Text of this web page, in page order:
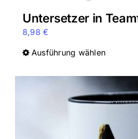
Untersetzer in
8,98€
Ausführung wählenDieses
weist
mehrere
Die